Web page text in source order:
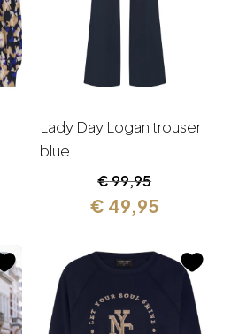
Lady Day Logan trouser
blue
€99,95
prijs
€ 49,95
Huidige
prijs